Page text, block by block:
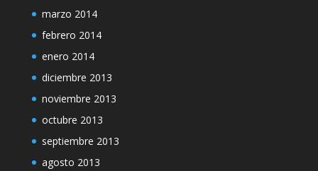
marzo 2014
febrero 2014
enero 2014
diciembre 2013
noviembre 2013
octubre 2013
septiembre 2013
agosto 2013